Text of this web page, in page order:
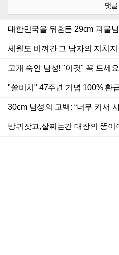
댓글